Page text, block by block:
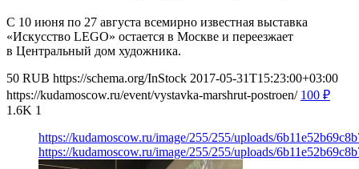
С 10 июня по 27 августа всемирно известная выставка
«Искусство LEGO» остается в Москве и переезжает
в Центральный дом художника.
50 RUB https://schema.org/InStock 2017-05-31T15:23:00+03:00
https://kudamoscow.ru/event/vystavka-marshrut-postroen/ 100 ₽
1.6K 1
https://kudamoscow.ru/image/255/255/uploads/
https://kudamoscow.ru/image/255/255/uploads/